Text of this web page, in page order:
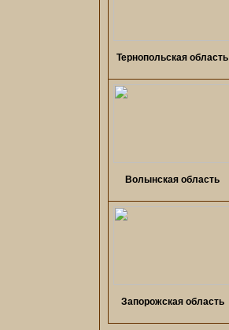
Тернопольская область
Волынская область
Запорожская область